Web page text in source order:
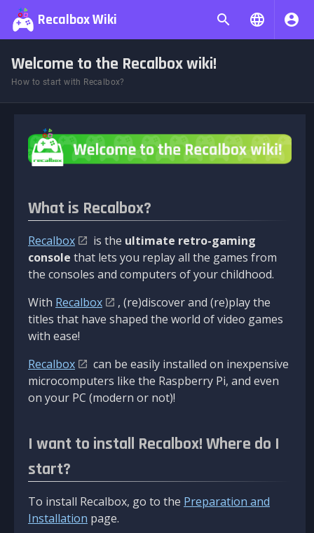
Recalbox Wiki
Welcome to the Recalbox wiki!
How to start with Recalbox?
What is Recalbox?
Recalbox is the ultimate retro-gaming
console that lets you replay all the games from
the consoles and computers of your childhood.
With Recalbox
, (re)discover and (re)play the
titles that have shaped the world of video games
with ease!
Recalbox
can be easily installed on inexpensive
microcomputers like the Raspberry Pi, and even
on your PC (modern or not)!
I want to install Recalbox! Where do I
start?
To install Recalbox, go to the Preparation and
Installation page.